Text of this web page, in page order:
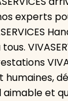
experts
humaines,
et